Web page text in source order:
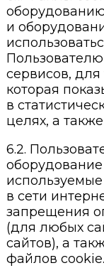
и
сервисов,
которая
в
целях, а
6.2.
в сети
запрещения
(для любых
сайтов), а
файлов cookie.